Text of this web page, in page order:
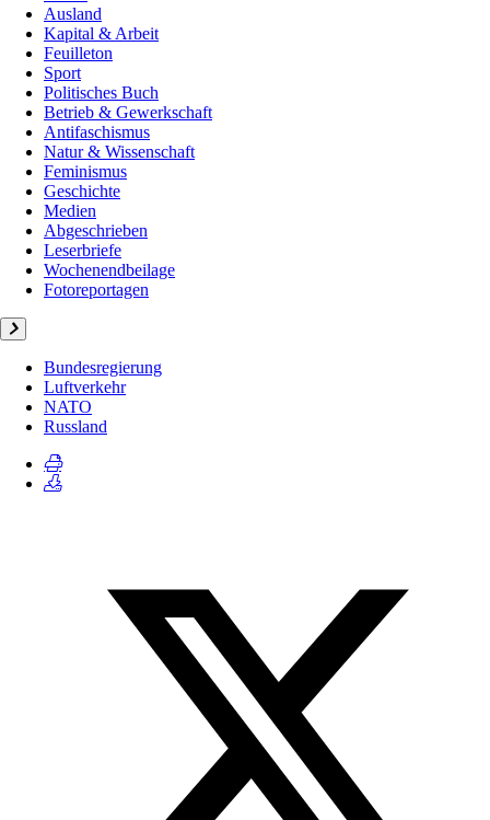
Ausland
Kapital & Arbeit
Feuilleton
Sport
Politisches Buch
Betrieb & Gewerkschaft
Antifaschismus
Natur & Wissenschaft
Feminismus
Geschichte
Medien
Abgeschrieben
Leserbriefe
Wochenendbeilage
Fotoreportagen
Bundesregierung
Luftverkehr
NATO
Russland